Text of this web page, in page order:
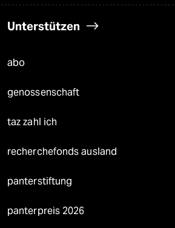
Unterstützen
abo
genossenschaft
taz zahl ich
recherchefonds ausland
panterstiftung
panterpreis 2026